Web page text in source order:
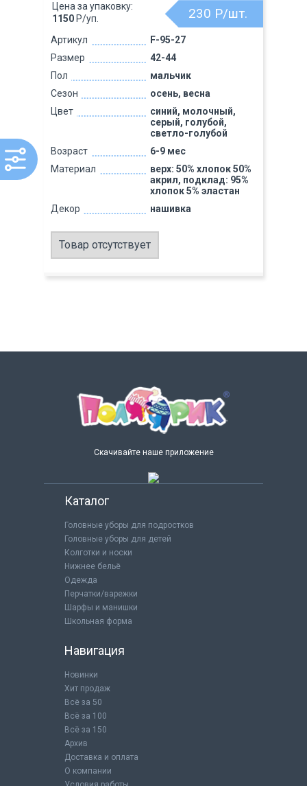
Артикул
F-95-27
Размер
42-44
Пол
мальчик
Сезон
осень, весна
Цвет
синий, молочный,
серый, голубой,
светло-голубой
Возраст
6-9 мес
Материал
верх: 50% хлопок 50%
акрил, подклад: 95%
хлопок 5% эластан
Декор
нашивка
230 Р/шт.
Цена за упаковку:
1150 Р/уп.
Товар отсутствует
Скачивайте наше приложение
Каталог
Головные уборы для подростков
Головные уборы для детей
Колготки и носки
Нижнее бельё
Одежда
Перчатки/варежки
Шарфы и манишки
Школьная форма
Навигация
Новинки
Хит продаж
Всё за 50
Всё за 100
Всё за 150
Архив
Доставка и оплата
О компании